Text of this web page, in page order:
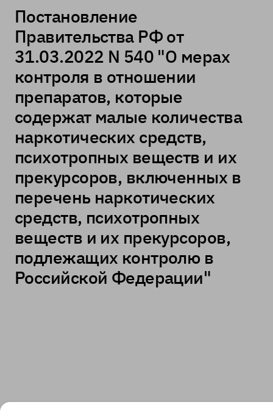
Постановление
Правительства РФ от
31.03.2022 N 540 "О мерах
контроля в отношении
препаратов, которые
содержат малые количества
наркотических средств,
психотропных веществ и их
прекурсоров, включенных в
перечень наркотических
средств, психотропных
веществ и их прекурсоров,
подлежащих контролю в
Российской Федерации"